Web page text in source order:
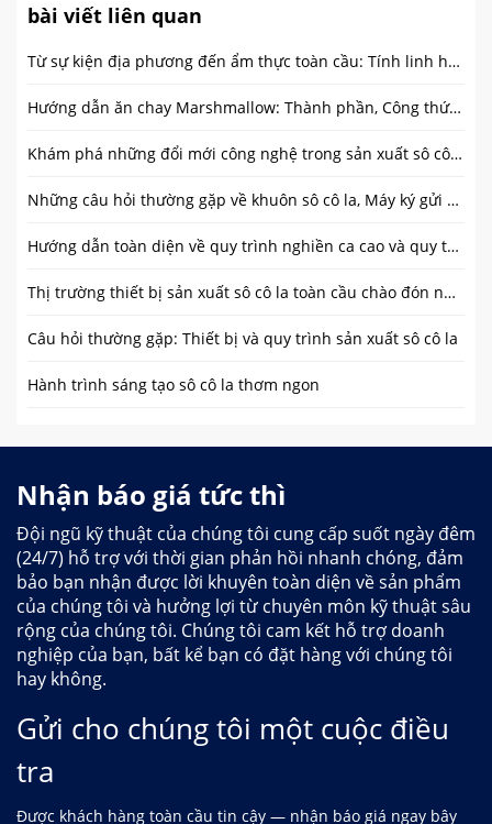
bài viết liên quan
Từ sự kiện địa phương đến ẩm thực toàn cầu: Tính linh hoạt của xe chở thức ăn tròn
Hướng dẫn ăn chay Marshmallow: Thành phần, Công thức, và sự khác biệt chính
Khám phá những đổi mới công nghệ trong sản xuất sô cô la
Những câu hỏi thường gặp về khuôn sô cô la, Máy ký gửi và nấu chảy
Hướng dẫn toàn diện về quy trình nghiền ca cao và quy trình sản xuất ca cao
Thị trường thiết bị sản xuất sô cô la toàn cầu chào đón những cơ hội mới
Câu hỏi thường gặp: Thiết bị và quy trình sản xuất sô cô la
Hành trình sáng tạo sô cô la thơm ngon
Nhận báo giá tức thì
Đội ngũ kỹ thuật của chúng tôi cung cấp suốt ngày đêm
(24/7) hỗ trợ với thời gian phản hồi nhanh chóng, đảm
bảo bạn nhận được lời khuyên toàn diện về sản phẩm
của chúng tôi và hưởng lợi từ chuyên môn kỹ thuật sâu
rộng của chúng tôi. Chúng tôi cam kết hỗ trợ doanh
nghiệp của bạn, bất kể bạn có đặt hàng với chúng tôi
hay không.
Gửi cho chúng tôi một cuộc điều
tra
Được khách hàng toàn cầu tin cậy — nhận báo giá ngay bây